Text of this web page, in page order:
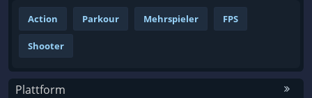
Action Parkour Mehrspieler FPS
Shooter
Plattform